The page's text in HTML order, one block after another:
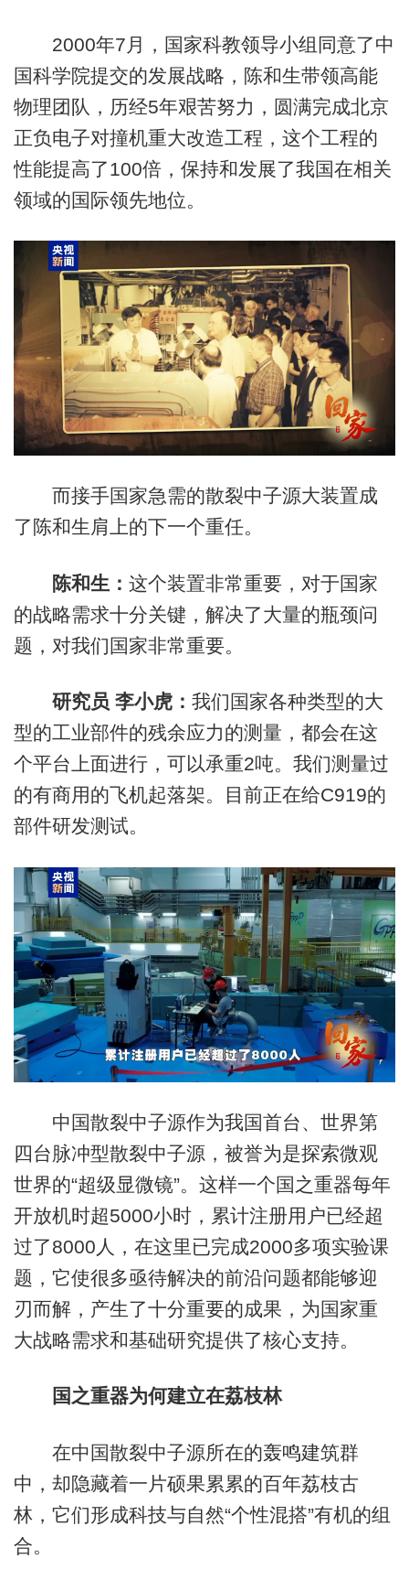
2000年7月，国家科教领导小组同意了中
国科学院提交的发展战略，陈和生带领高能
物理团队，历经5年艰苦努力，圆满完成北京
正负电子对撞机重大改造工程，这个工程的
性能提高了100倍，保持和发展了我国在相关
领域的国际领先地位。
而接手国家急需的散裂中子源大装置成
了陈和生肩上的下一个重任。
陈和生： 这个装置非常重要，对于国家
的战略需求十分关键，解决了大量的瓶颈问
题，对我们国家非常重要。
研究员 李小虎： 我们国家各种类型的大
型的工业部件的残余应力的测量，都会在这
个平台上面进行，可以承重2吨。我们测量过
的有商用的飞机起落架。目前正在给C919的
部件研发测试。
中国散裂中子源作为我国首台、世界第
四台脉冲型散裂中子源，被誉为是探索微观
世界的“超级显微镜”。这样一个国之重器每年
开放机时超5000小时，累计注册用户已经超
过了8000人，在这里已完成2000多项实验课
题，它使很多亟待解决的前沿问题都能够迎
刃而解，产生了十分重要的成果，为国家重
大战略需求和基础研究提供了核心支持。
国之重器为何建立在荔枝林
在中国散裂中子源所在的轰鸣建筑群
中，却隐藏着一片硕果累累的百年荔枝古
林，它们形成科技与自然“个性混搭”有机的组
合。